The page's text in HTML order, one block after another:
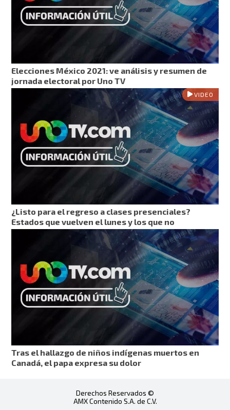
Elecciones México 2021: ve análisis y resumen de
jornada electoral por Uno TV
VIDEO
¿Listo para el regreso a clases presenciales?
Estados que vuelven el lunes y los que no
Tras el hallazgo de niños indígenas muertos en
Canadá, el papa expresa su dolor
Derechos Reservados ©
AMX Contenido S.A. de C.V.